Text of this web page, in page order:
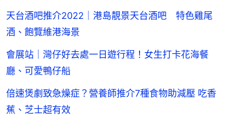
天台酒吧推介2022｜港島靚景天台酒吧 特色雞尾
酒、飽覽維港海景
會展站｜灣仔好去處一日遊行程！女生打卡花海餐
廳、可愛鴨仔船
倍速煲劇致急燥症？營養師推介7種食物助減壓 吃香
蕉、芝士超有效